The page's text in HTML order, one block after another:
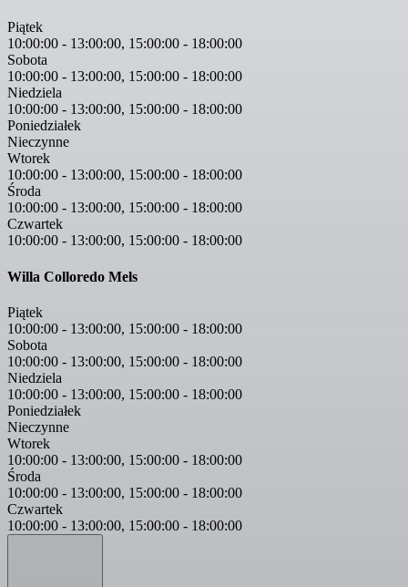
Piątek
10:00:00 - 13:00:00, 15:00:00 - 18:00:00
Sobota
10:00:00 - 13:00:00, 15:00:00 - 18:00:00
Niedziela
10:00:00 - 13:00:00, 15:00:00 - 18:00:00
Poniedziałek
Nieczynne
Wtorek
10:00:00 - 13:00:00, 15:00:00 - 18:00:00
Środa
10:00:00 - 13:00:00, 15:00:00 - 18:00:00
Czwartek
10:00:00 - 13:00:00, 15:00:00 - 18:00:00
Willa Colloredo Mels
Piątek
10:00:00 - 13:00:00, 15:00:00 - 18:00:00
Sobota
10:00:00 - 13:00:00, 15:00:00 - 18:00:00
Niedziela
10:00:00 - 13:00:00, 15:00:00 - 18:00:00
Poniedziałek
Nieczynne
Wtorek
10:00:00 - 13:00:00, 15:00:00 - 18:00:00
Środa
10:00:00 - 13:00:00, 15:00:00 - 18:00:00
Czwartek
10:00:00 - 13:00:00, 15:00:00 - 18:00:00